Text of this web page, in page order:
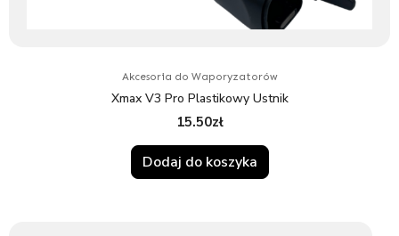
Akcesoria do Waporyzatorów
Xmax V3 Pro Plastikowy Ustnik
15.50zł
Dodaj do koszyka